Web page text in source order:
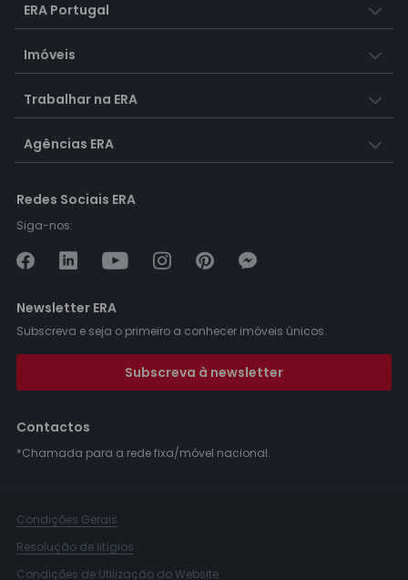
ERA Portugal
Imóveis
Trabalhar na ERA
Agências ERA
Redes Sociais ERA
Siga-nos:
Newsletter ERA
Subscreva e seja o primeiro a conhecer imóveis únicos.
Subscreva à newsletter
Contactos
*Chamada para a rede fixa/móvel nacional.
Condições Gerais
Resolução de litígios
Condições de Utilização do Website